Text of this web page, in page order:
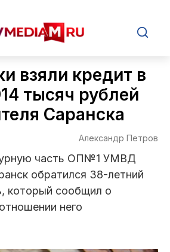
взяли кредит в
тысяч рублей
Саранска
Александр Петров
часть ОП№1 УМВД
обратился 38-летний
который сообщил о
него